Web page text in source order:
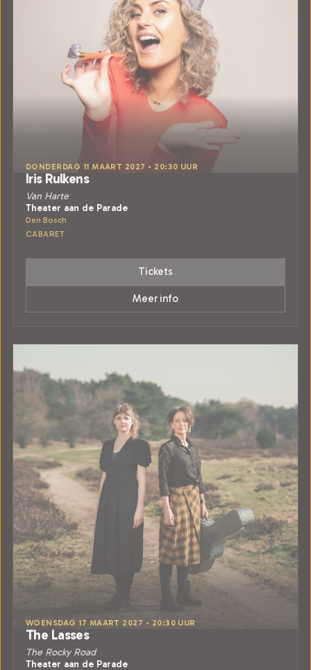
DONDERDAG 11 MAART 2027 • 20:30 UUR
Iris Rulkens
Van Harte
Theater aan de Parade
Den Bosch
CABARET
Tickets
Meer info
WOENSDAG 17 MAART 2027 • 20:30 UUR
The Lasses
The Rocky Road
Theater aan de Parade